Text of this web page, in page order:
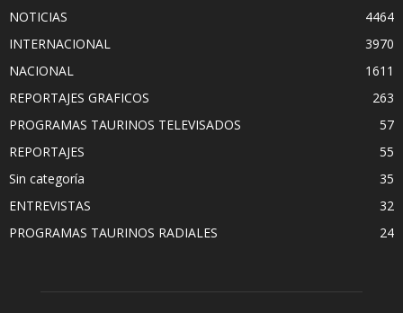
NOTICIAS
4464
INTERNACIONAL
3970
NACIONAL
1611
REPORTAJES GRAFICOS
263
PROGRAMAS TAURINOS TELEVISADOS
57
REPORTAJES
55
Sin categoría
35
ENTREVISTAS
32
PROGRAMAS TAURINOS RADIALES
24